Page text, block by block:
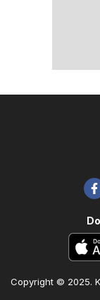
Copyright © 2025.